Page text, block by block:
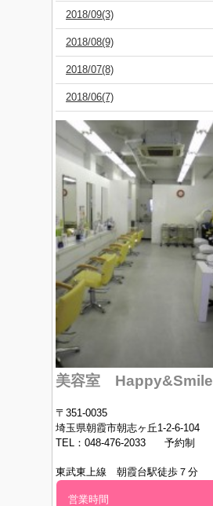
2018/09(3)
2018/08(9)
2018/07(8)
2018/06(7)
美容室 Happy&Smile
〒351-0035
埼玉県朝霞市朝志ヶ丘1-2-6-104
TEL：048-476-2033 予約制
東武東上線 朝霞台駅徒歩７分
営業時間